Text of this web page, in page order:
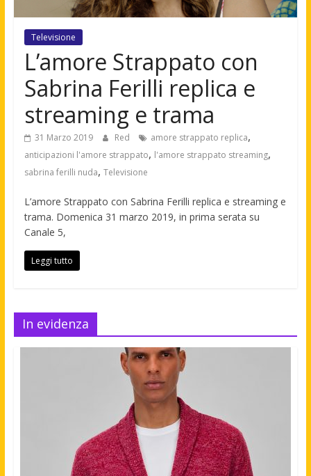
Televisione
L’amore Strappato con
Sabrina Ferilli replica e
streaming e trama
31 Marzo 2019 Red amore strappato replica,
anticipazioni l'amore strappato, l'amore strappato streaming,
sabrina ferilli nuda, Televisione
L’amore Strappato con Sabrina Ferilli replica e streaming e
trama. Domenica 31 marzo 2019, in prima serata su
Canale 5,
Leggi tutto
In evidenza